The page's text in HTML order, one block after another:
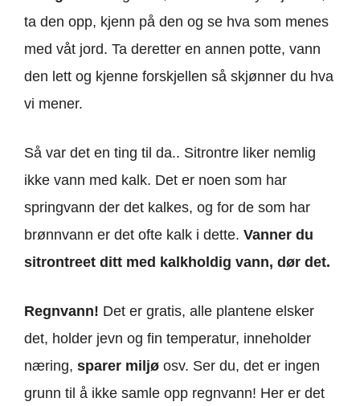
ta den opp, kjenn på den og se hva som menes
med våt jord. Ta deretter en annen potte, vann
den lett og kjenne forskjellen så skjønner du hva
vi mener.
Så var det en ting til da.. Sitrontre liker nemlig
ikke vann med kalk. Det er noen som har
springvann der det kalkes, og for de som har
brønnvann er det ofte kalk i dette. Vanner du
sitrontreet ditt med kalkholdig vann, dør det.
Regnvann! Det er gratis, alle plantene elsker
det, holder jevn og fin temperatur, inneholder
næring, sparer miljø osv. Ser du, det er ingen
grunn til å ikke samle opp regnvann! Her er det